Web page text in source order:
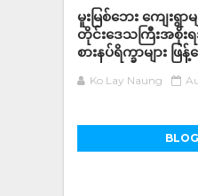
မူးမြစ်ဘေး ကျေးရွာ
တိုင်းဒေသကြီးအစိုး
စားနပ်ရိက္ခာများ ဖ
Ko Lay Naung